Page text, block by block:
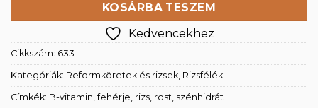
KOSÁRBA TESZEM
Kedvencekhez
Cikkszám: 633
Kategóriák: Reformköretek és rizsek Rizsfélék
Címkék: B-vitamin ,fehérje rizs rost szénhidrát